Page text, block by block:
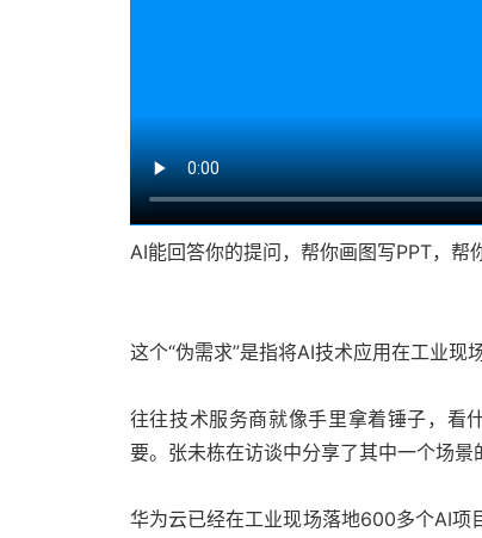
AI能回答你的提问，帮你画图写PPT，帮
这个“伪需求”是指将AI技术应用在工业现
往往技术服务商就像手里拿着锤子，看
要。张未栋在访谈中分享了其中一个场景
华为云已经在工业现场落地600多个AI项